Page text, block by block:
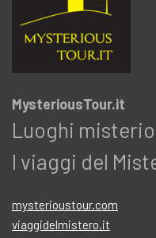
MysteriousTour.it
Luoghi
I viaggi del
mysterioustour.com
viaggidelmistero.it